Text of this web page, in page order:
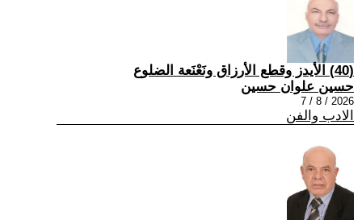
(40) الأيدز وقطع الأرزاق ونَعْنَعة الضلوع
حسين علوان حسين
2026 / 8 / 7
الادب والفن